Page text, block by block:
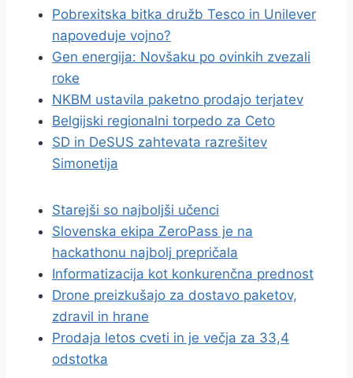
Pobrexitska bitka družb Tesco in Unilever
napoveduje vojno?
Gen energija: Novšaku po ovinkih zvezali
roke
NKBM ustavila paketno prodajo terjatev
Belgijski regionalni torpedo za Ceto
SD in DeSUS zahtevata razrešitev
Simonetija
Starejši so najboljši učenci
Slovenska ekipa ZeroPass je na
hackathonu najbolj prepričala
Informatizacija kot konkurenčna prednost
Drone preizkušajo za dostavo paketov,
zdravil in hrane
Prodaja letos cveti in je večja za 33,4
odstotka